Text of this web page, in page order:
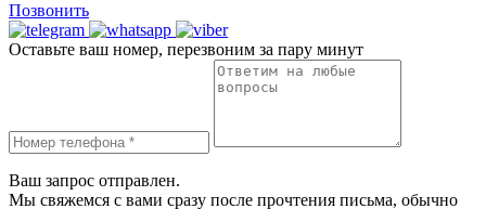
Позвонить
Оставьте ваш номер, перезвоним за пару минут
Ваш запрос отправлен.
Мы свяжемся с вами сразу после прочтения письма, обычно